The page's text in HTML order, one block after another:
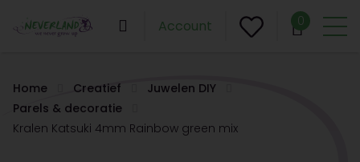
Account 0
Home Creatief
Juwelen DIY
Parels & decoratie
Kralen Katsuki 4mm Rainbow green mix